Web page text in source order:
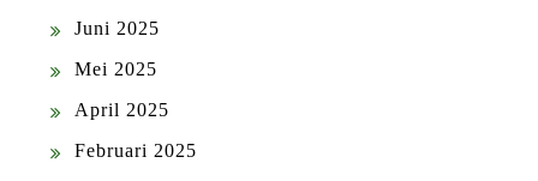
Juni 2025
Mei 2025
April 2025
Februari 2025